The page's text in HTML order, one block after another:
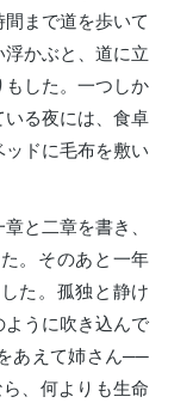
まで道を歩いて
かぶと、道に立
もした。一つしか
る夜には、食卓
ドに毛布を敷い
と二章を書き、
。そのあと一年
た。孤独と静け
ように吹き込んで
あえて姉さん──
、何よりも生命